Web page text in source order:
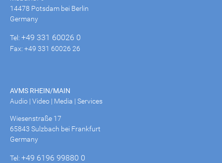
14478 Potsdam bei Berlin
Germany
Tel: +49 331 60026 0
Fax: +49 331 60026 26
AVMS RHEIN/MAIN
Audio | Video | Media | Services
Wiesenstraße 17
65843 Sulzbach bei Frankfurt
Germany
Tel: +49 6196 99880 0